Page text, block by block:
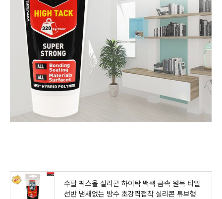
수달 픽스올 실리콘 하이탁 백색 금속 원목 타일
선반 냄새없는 방수 초강력접착 실리콘 튜브형